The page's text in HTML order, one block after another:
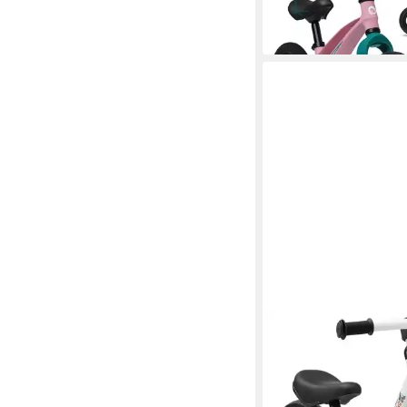
-50%
in 2-3 Werktagen bei dir
Laufrad für Kinder
87.5 cm, Jungen,
59,90 €
in 2-3 Werktagen bei dir